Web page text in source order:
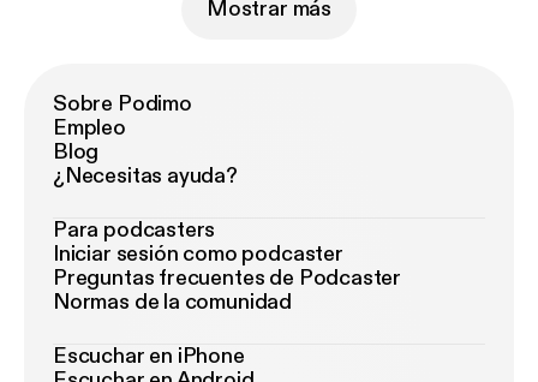
Mostrar más
Sobre Podimo
Empleo
Blog
¿Necesitas ayuda?
Para podcasters
Iniciar sesión como podcaster
Preguntas frecuentes de Podcaster
Normas de la comunidad
Escuchar en iPhone